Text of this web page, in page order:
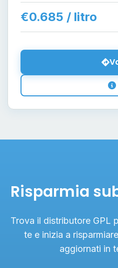
€0.685 / litro
Risparmia
Trova il distributore GPL
te e inizia a
aggiornati in